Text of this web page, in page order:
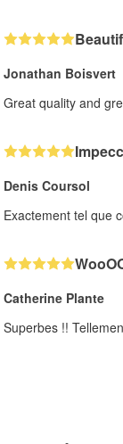
Jonathan Boisvert
Great quality and
Denis Coursol
Exactement tel que
Catherine Plante
Superbes !!